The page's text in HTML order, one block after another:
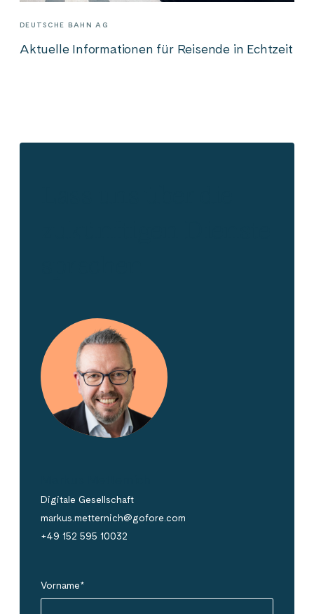
DEUTSCHE BAHN AG
Aktuelle Informationen für Reisende in Echtzeit
Digitale Gesellschaft
markus.metternich@gofore.com
+49 152 595 10032
Vorname*